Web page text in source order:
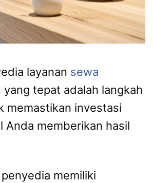
layanan sewa
yang tepat adalah langkah
memastikan investasi
Anda memberikan hasil
memiliki